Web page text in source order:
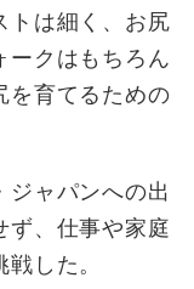
トは細く、お尻
ークはもちろん
を育てるための
ジャパンへの出
ず、仕事や家庭
した。